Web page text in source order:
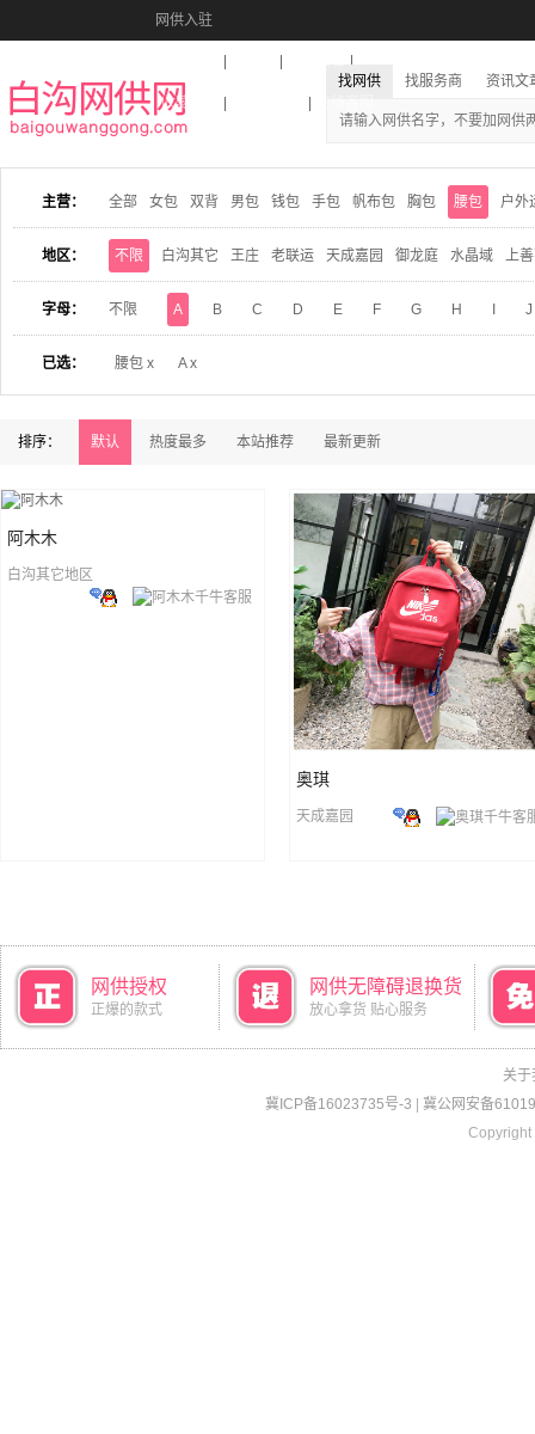
网供入驻
收藏本站
找网供 找服务商 资讯文
主营： 全部 女包 双背 男包 钱包 手包 帆布包 胸包 腰包 户外
地区： 不限 白沟其它 王庄 老联运 天成嘉园 御龙庭 水晶域 上
字母： 不限 A B C D E F G H J
已选： 腰包 x A x
排序： 默认 热度最多 本站推荐 最新更新
阿木木
白沟其它地区
奥琪
天成嘉园
网供授权
正爆的款式
网供无障碍退换货
放心拿货 贴心服务
关于
冀ICP备16023735号-3
冀公网安备